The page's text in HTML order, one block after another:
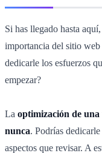
Si has llegado hasta
importancia del sitio web
dedicarle los esfuerzos
empezar?
La optimización de una
nunca. Podrías
aspectos que revisar. A